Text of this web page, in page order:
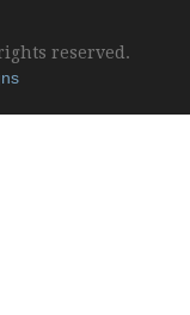
reserved.